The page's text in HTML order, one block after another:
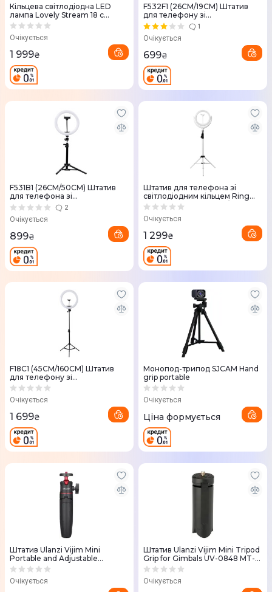
Кільцева світлодіодна LED
лампа Lovely Stream 18 c
пультом управління і штативом
Очікується
1 999₴
F532F1 (26СМ/19СМ) Штатив
для телефону зі
світлодіодним кільцем Ring
Light Kit
1
Очікується
699₴
F531B1 (26СМ/50СМ) Штатив
для телефона зі
світлодіодним кільцем Ring
Light Kit
2
Очікується
899₴
Штатив для телефона зі
світлодіодним кільцем Ring
Light Kit F539B (30СМ/170СМ)
Очікується
1 299₴
F18C1 (45СМ/160СМ) Штатив
для телефону зі
світлодіодним кільцем Ring
Очікується
1 699₴
Монопод-трипод SJCAM Hand
grip portable
Очікується
Ціна формується
Штатив Ulanzi Vijim Mini
Portable and Adjustable
Desktop Tripod Black UV-1601
Очікується
Штатив Ulanzi Vijim Mini Tripod
Grip for Gimbals UV-0848 MT-
05
Очікується